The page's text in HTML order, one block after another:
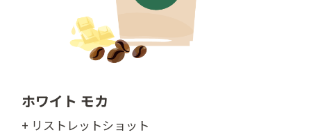
ホワイト モカ
+ リストレットショット